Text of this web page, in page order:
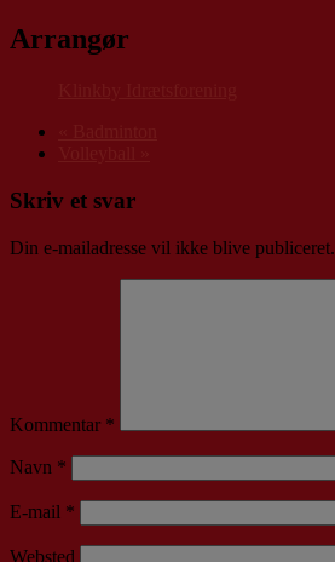
Arrangør
Skriv et svar
Din e-mailadresse vil ikke blive publiceret.
Kommentar *
Navn *
E-mail *
Websted